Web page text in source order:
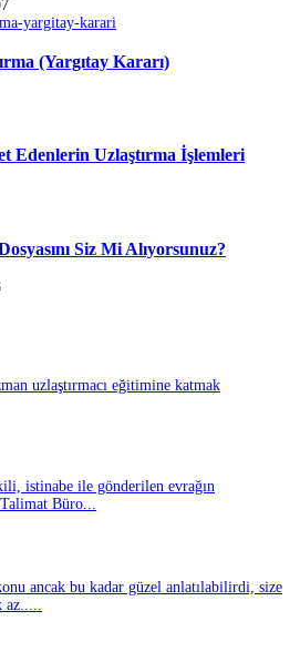
(Yargıtay Kararı)
Edenlerin Uzlaştırma İşlemleri
Siz Mi Alıyorsunuz?
uzlaştırmacı eğitimine katmak
istinabe ile gönderilen evrağın
Büro...
ancak bu kadar güzel anlatılabilirdi, size
az.....